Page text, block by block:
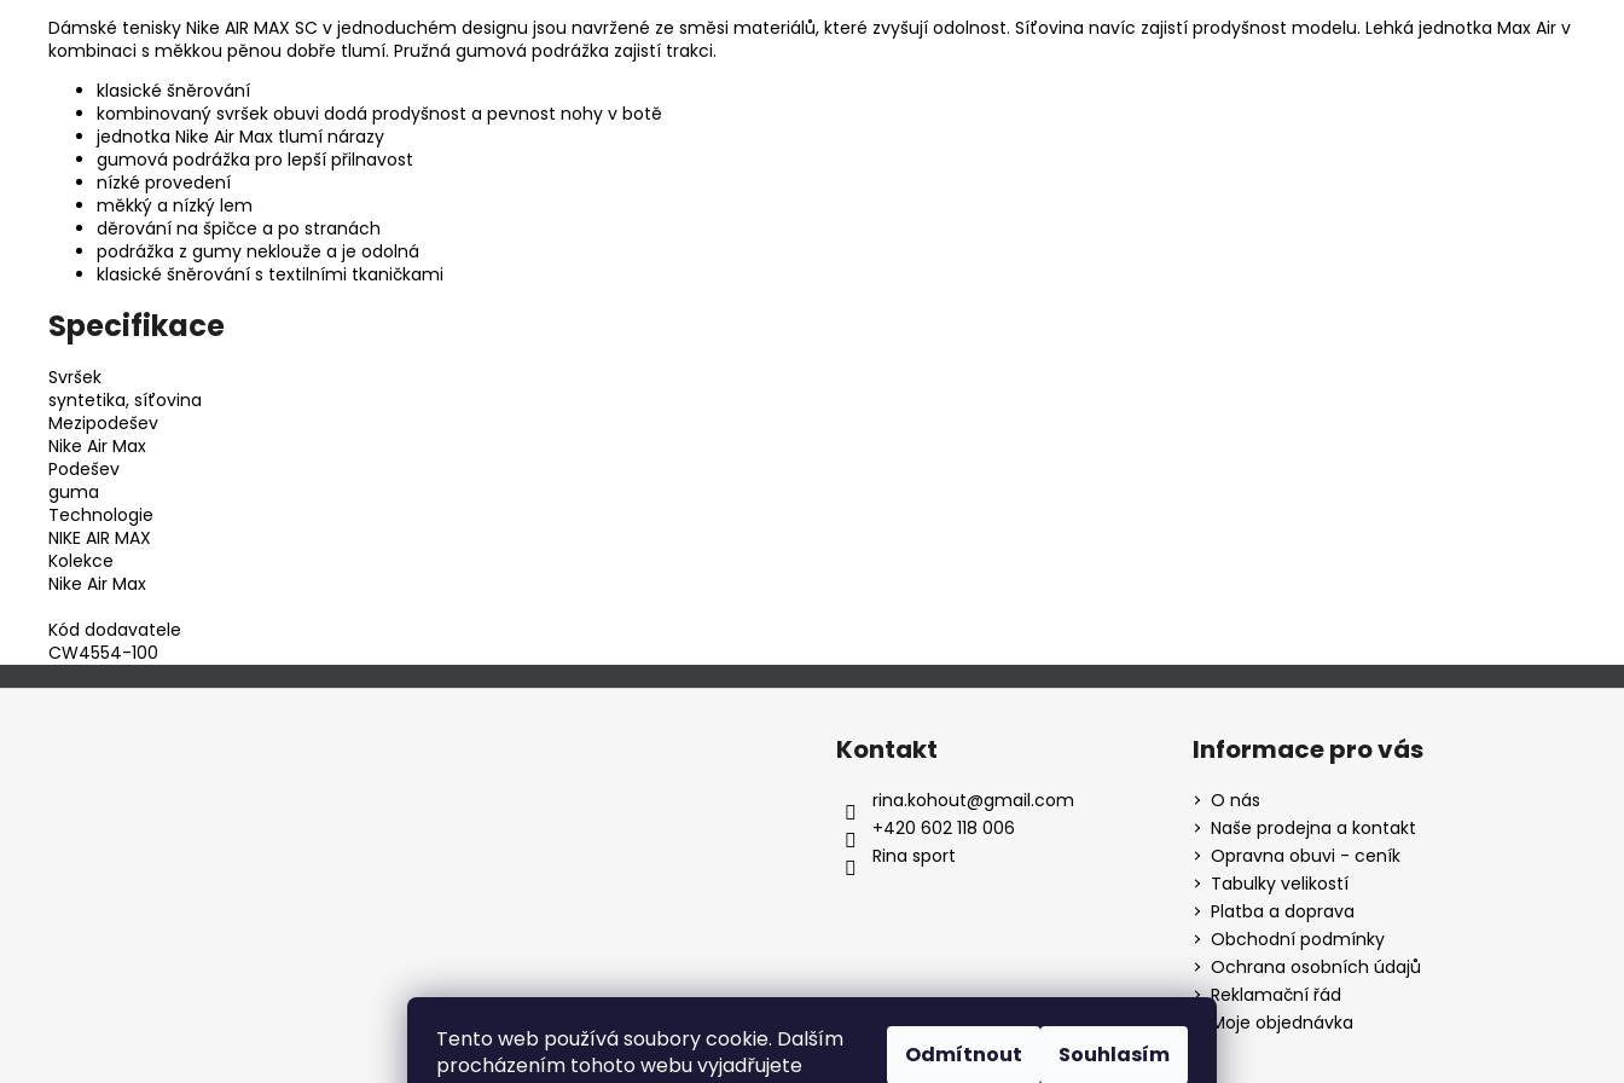
Tento web používá soubory cookie. Dalším
procházením tohoto webu vyjadřujete
Odmítnout Souhlasím
Dámské tenisky Nike AIR MAX SC v jednoduchém designu jsou navržené ze směsi materiálů, které zvyšují odolnost. Síťovina navíc zajistí prodyšnost modelu. Lehká jednotka Max Air v
kombinaci s měkkou pěnou dobře tlumí. Pružná gumová podrážka zajistí trakci.
klasické šněrování
kombinovaný svršek obuvi dodá prodyšnost a pevnost nohy v botě
jednotka Nike Air Max tlumí nárazy
gumová podrážka pro lepší přilnavost
nízké provedení
měkký a nízký lem
děrování na špičce a po stranách
podrážka z gumy neklouže a je odolná
klasické šněrování s textilními tkaničkami
Specifikace
Svršek
syntetika, síťovina
Mezipodešev
Nike Air Max
Podešev
guma
Technologie
NIKE AIR MAX
Kolekce
Nike Air Max
Kód dodavatele
CW4554-100
Z
Kontakt
rina.kohout@gmail.com
+420 602 118 006
Rina sport
Informace pro vás
O nás
Naše prodejna a kontakt
Opravna obuvi - ceník
Tabulky velikostí
Platba a doprava
Obchodní podmínky
Ochrana osobních údajů
Reklamační řád
Moje objednávka